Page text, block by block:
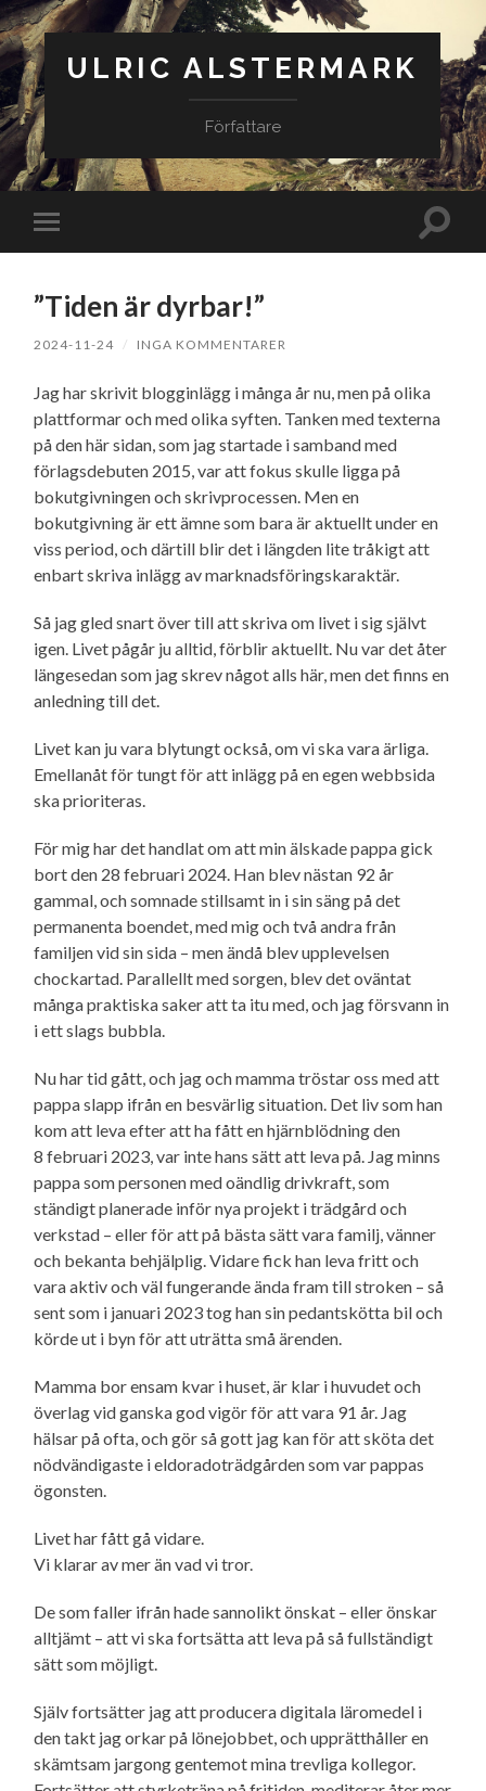
ULRIC ALSTERMARK
Författare
Slå
på/av
Slå
”Tiden är dyrbar!”
2024-11-24 / INGA KOMMENTARER
Jag har skrivit blogginlägg i många år nu, men på olika
plattformar och med olika syften. Tanken med texterna
på den här sidan, som jag startade i samband med
förlagsdebuten 2015, var att fokus skulle ligga på
bokutgivningen och skrivprocessen. Men en
bokutgivning är ett ämne som bara är aktuellt under en
viss period, och därtill blir det i längden lite tråkigt att
enbart skriva inlägg av marknads­förings­karaktär.
Så jag gled snart över till att skriva om livet i sig självt
igen. Livet pågår ju alltid, förblir aktuellt. Nu var det åter
längesedan som jag skrev något alls här, men det finns en
anledning till det.
Livet kan ju vara blytungt också, om vi ska vara ärliga.
Emellanåt för tungt för att inlägg på en egen webbsida
ska prioriteras.
För mig har det handlat om att min älskade pappa gick
bort den 28 februari 2024. Han blev nästan 92 år
gammal, och somnade stillsamt in i sin säng på det
permanenta boendet, med mig och två andra från
familjen vid sin sida – men ändå blev upplevelsen
chockartad. Parallellt med sorgen, blev det oväntat
många praktiska saker att ta itu med, och jag försvann in
i ett slags bubbla.
Nu har tid gått, och jag och mamma tröstar oss med att
pappa slapp ifrån en besvärlig situation. Det liv som han
kom att leva efter att ha fått en hjärnblödning den
8 februari 2023, var inte hans sätt att leva på. Jag minns
pappa som personen med oändlig drivkraft, som
ständigt planerade inför nya projekt i trädgård och
verkstad – eller för att på bästa sätt vara familj, vänner
och bekanta behjälplig. Vidare fick han leva fritt och
vara aktiv och väl fungerande ända fram till stroken – så
sent som i januari 2023 tog han sin pedantskötta bil och
körde ut i byn för att uträtta små ärenden.
Mamma bor ensam kvar i huset, är klar i huvudet och
överlag vid ganska god vigör för att vara 91 år. Jag
hälsar på ofta, och gör så gott jag kan för att sköta det
nödvändigaste i eldorado­trädgården som var pappas
ögonsten.
Livet har fått gå vidare.
Vi klarar av mer än vad vi tror.
De som faller ifrån hade sannolikt önskat – eller önskar
alltjämt – att vi ska fortsätta att leva på så fullständigt
sätt som möjligt.
Själv fortsätter jag att producera digitala läromedel i
den takt jag orkar på lönejobbet, och upprätthåller en
skämtsam jargong gentemot mina trevliga kollegor.